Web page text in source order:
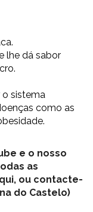
lhe dá sabor
o sistema
como as
e o nosso
as
ou contacte-
do Castelo)